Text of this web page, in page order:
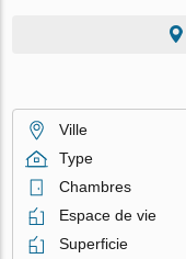
Ville
Type
Chambres
Espace de vie
Superficie